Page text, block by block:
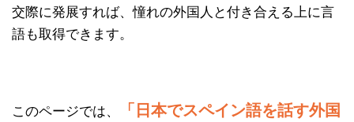
交際に発展すれば、憧れの外国人と付き合える上に言
語も取得できます。
このページでは、
「日本でスペイン語を話す外国